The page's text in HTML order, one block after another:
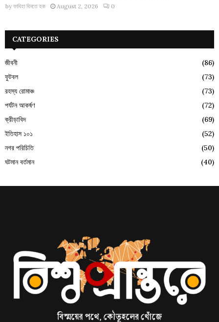
by ফাবিহা বিনতে হক August 2, 2026 0
CATEGORIES
জীবনী
(86)
ফুটবল
(73)
রহস্য রোমাঞ্চ
(73)
পর্যটন আকর্ষণ
(72)
ক্রীড়াবিদ
(69)
ইতিহাস ১০১
(52)
নগর পরিচিতি
(50)
ঘটমান বর্তমান
(40)